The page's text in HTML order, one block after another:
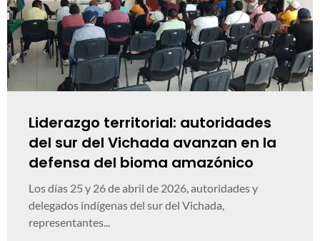
Liderazgo territorial: autoridades
del sur del Vichada avanzan en la
defensa del bioma amazónico
Los días 25 y 26 de abril de 2026, autoridades y
delegados indígenas del sur del Vichada,
representantes...